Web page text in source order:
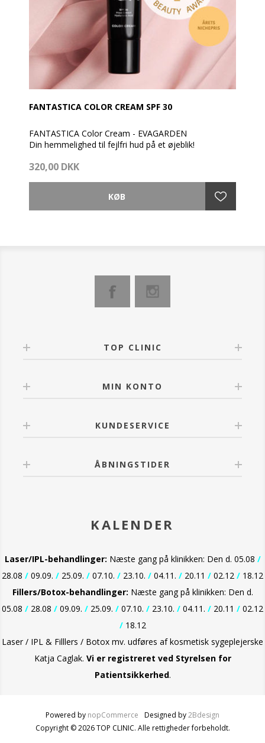
FANTASTICA COLOR CREAM SPF 30
FANTASTICA Color Cream - EVAGARDEN
Din hemmelighed til fejlfri hud på et øjeblik!
Oplev FANTASTICA Color Cream EVAGARDEN – en
Ved første øjekast hvid, men fyldt med avancerede
Naturlig finish: Smelter ind i huden og tilpasser sig alle
ingredienser som porcelænsblomst, rucola,
ingen tid. Den er velegnet til alle hudtyper og
Den plejer huden med fugtgivende og beroligende
TIPS FOR ANVENDELSE:
Påfør en lille mængde FANTASTIC Color Cream på et
dækning. Cremen vil tilpasse sig perfekt til hudens
Matte eller Flare, for et endnu mere fantastisk
resultat.
Med FANTASTICA Color Cream får du mere tid til det,
der betyder mest, uden at gå på kompromis med din
320,00 DKK
TOP CLINIC
MIN KONTO
KUNDESERVICE
ÅBNINGSTIDER
KALENDER
Laser/IPL-behandlinger: Næste gang på klinikken: Den d. 05.08 /
28.08 / 09.09. / 25.09. / 07.10. / 23.10. / 04.11. / 20.11 / 02.12 / 18.12
Fillers/Botox-behandlinger: Næste gang på klinikken: Den d.
05.08 / 28.08 / 09.09. / 25.09. / 07.10. / 23.10. / 04.11. / 20.11 / 02.12
/18.12
Laser / IPL & Filllers / Botox mv. udføres af kosmetisk sygeplejerske
Katja Caglak. Vi er registreret ved Styrelsen for
Patientsikkerhed.
Powered by nopCommerce Designed by2Bdesign
Copyright © 2026 TOP CLINIC. Alle rettigheder forbeholdt.